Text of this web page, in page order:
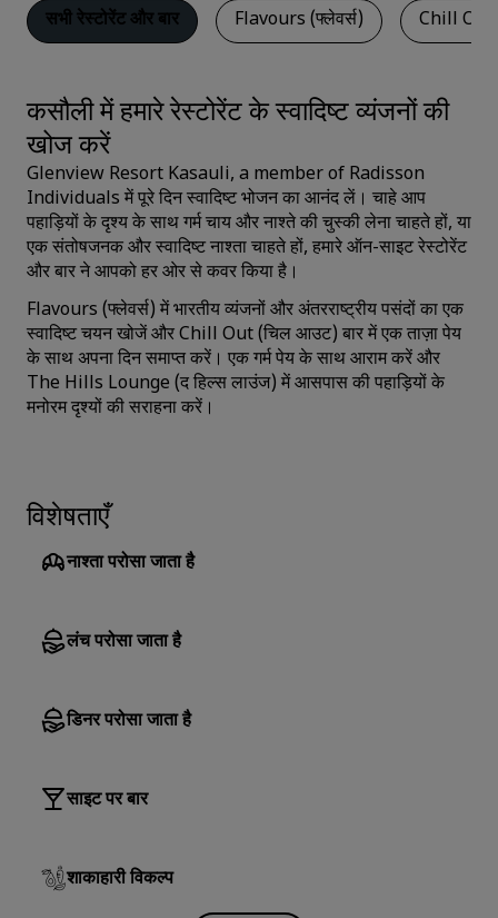
सभी रेस्टोरेंट और बार Flavours (फ्लेवर्स) Chill Out
कसौली में हमारे रेस्टोरेंट के स्वादिष्ट व्यंजनों की
खोज करें
Glenview Resort Kasauli, a member of Radisson
Individuals में पूरे दिन स्वादिष्ट भोजन का आनंद लें। चाहे आप
पहाड़ियों के दृश्य के साथ गर्म चाय और नाश्ते की चुस्की लेना चाहते हों, या
एक संतोषजनक और स्वादिष्ट नाश्ता चाहते हों, हमारे ऑन-साइट रेस्टोरेंट
और बार ने आपको हर ओर से कवर किया है।
Flavours (फ्लेवर्स) में भारतीय व्यंजनों और अंतरराष्ट्रीय पसंदों का एक
स्वादिष्ट चयन खोजें और Chill Out (चिल आउट) बार में एक ताज़ा पेय
के साथ अपना दिन समाप्त करें। एक गर्म पेय के साथ आराम करें और
The Hills Lounge (द हिल्स लाउंज) में आसपास की पहाड़ियों के
मनोरम दृश्यों की सराहना करें।
विशेषताएँ
नाश्ता परोसा जाता है
लंच परोसा जाता है
डिनर परोसा जाता है
साइट पर बार
शाकाहारी विकल्प